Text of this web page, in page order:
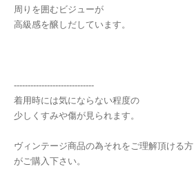
周りを囲むビジューが
高級感を醸しだしています。
-----------------------------
着用時には気にならない程度の
少しくすみや傷が見られます。
ヴィンテージ商品の為それをご理解頂ける方
がご購入下さい。